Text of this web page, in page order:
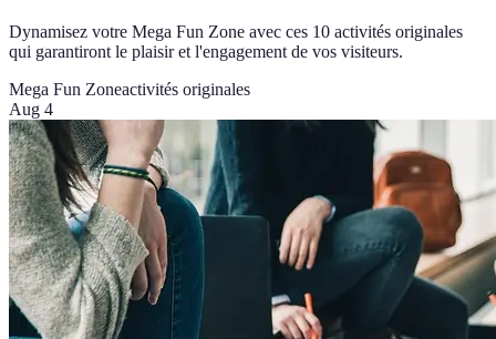
Dynamisez votre Mega Fun Zone avec ces 10 activités originales
qui garantiront le plaisir et l'engagement de vos visiteurs.
Mega Fun Zoneactivités originales
Aug 4